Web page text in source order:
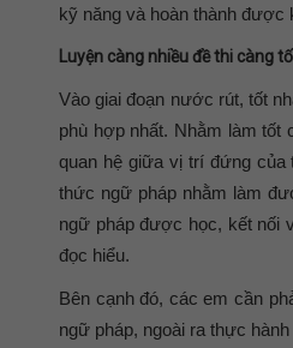
kỹ năng và hoàn thành được
Luyện càng nhiều đề thi càng
Vào giai đoạn nước rút, tốt
phù hợp nhất. Nhằm làm tốt
quan hệ giữa vị trí đứng của
thức ngữ pháp nhằm làm
ngữ pháp được học, kết nối
đọc hiểu.
Bên cạnh đó, các em cần
ngữ pháp, ngoài ra thực